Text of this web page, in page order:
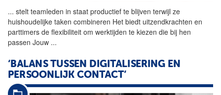
... stelt teamleden in staat productief te blijven terwijl ze
huishoudelijke taken combineren Het biedt uitzendkrachten en
parttimers de flexibiliteit om werktijden te kiezen die bij hen
passen Jouw ...
‘BALANS TUSSEN DIGITALISERING EN
PERSOONLIJK CONTACT’